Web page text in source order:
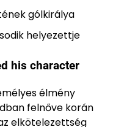
gólkirálya
helyezettje
his character
élmény
felnőve korán
elkötelezettség